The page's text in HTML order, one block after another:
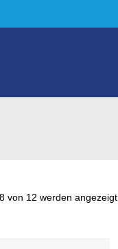
von 12 werden angezeigt